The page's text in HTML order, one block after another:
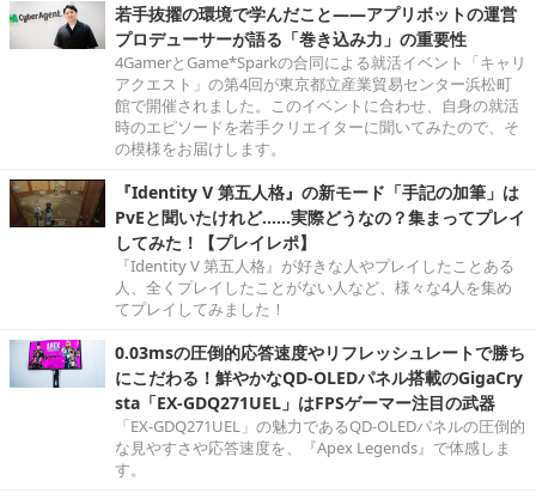
若手抜擢の環境で学んだこと――アプリボットの運営
プロデューサーが語る「巻き込み力」の重要性
4GamerとGame*Sparkの合同による就活イベント「キャリ
アクエスト」の第4回が東京都立産業貿易センター浜松町
館で開催されました。このイベントに合わせ、自身の就活
時のエピソードを若手クリエイターに聞いてみたので、そ
の模様をお届けします。
『Identity V 第五人格』の新モード「手記の加筆」は
PvEと聞いたけれど……実際どうなの？集まってプレイ
してみた！【プレイレポ】
『Identity V 第五人格』が好きな人やプレイしたことある
人、全くプレイしたことがない人など、様々な4人を集め
てプレイしてみました！
0.03msの圧倒的応答速度やリフレッシュレートで勝ち
にこだわる！鮮やかなQD-OLEDパネル搭載のGigaCry
sta「EX-GDQ271UEL」はFPSゲーマー注目の武器
「EX-GDQ271UEL」の魅力であるQD-OLEDパネルの圧倒的
な見やすさや応答速度を、『Apex Legends』で体感しま
す。